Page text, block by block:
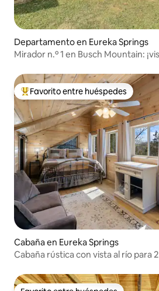
Departamento en Eureka Springs
Mirador n.º 1 en Busch Mountain:
Favorito entre los huéspedes más
Favorito entre huéspedes
Cabaña en Eureka Springs
Cabaña rústica con vista al río para 2